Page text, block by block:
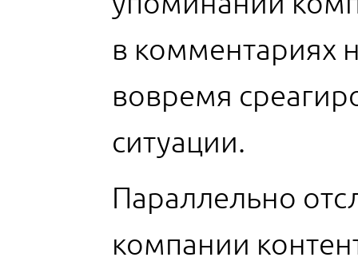
в комментариях
вовремя
ситуации.
Параллельно
компании